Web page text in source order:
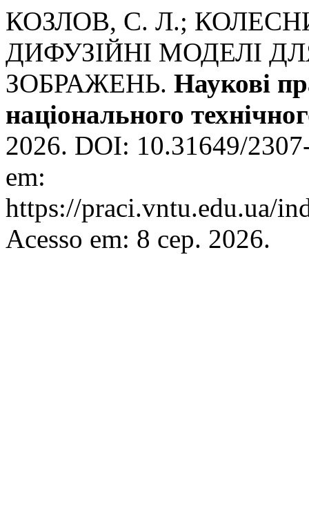
КОЗЛОВ, С. Л.;
ДИФУЗІЙНІ МОДЕЛІ
ЗОБРАЖЕНЬ. Наукові
національного
2026. DOI: 10.31649/
em:
https://praci.vntu.edu.ua/
Acesso em: 8 сер. 2026.